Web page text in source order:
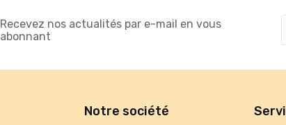
Recevez nos actualités par e-mail en vous
abonnant
Notre société